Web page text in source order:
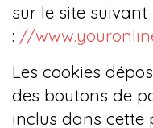
sur le site suivant
: //
Les cookies
des boutons de
inclus dans cette